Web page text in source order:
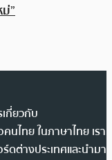
”
กี่ยวกับ
นไทย ในภาษาไทย เรา
ดต่างประเทศและนำมา